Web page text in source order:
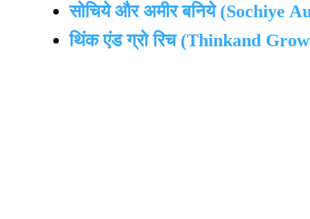
सोचिये और अमीर बनिये (Sochiye
थिंक एंड ग्रो रिच (Thinkand